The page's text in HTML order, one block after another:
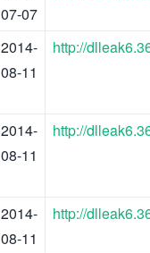
07-07
2014-
08-11
http://
2014-
08-11
http://
2014-
08-11
http://